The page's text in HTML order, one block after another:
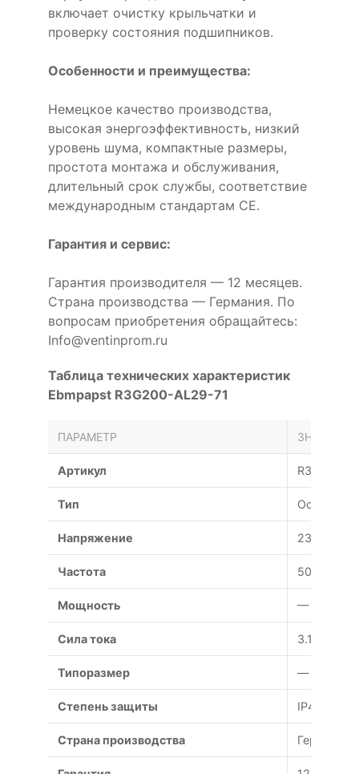
включает очистку крыльчатки и
проверку состояния подшипников.
Особенности и преимущества:
Немецкое качество производства,
высокая энергоэффективность, низкий
уровень шума, компактные размеры,
простота монтажа и обслуживания,
длительный срок службы, соответствие
международным стандартам CE.
Гарантия и сервис:
Гарантия производителя — 12 месяцев.
Страна производства — Германия. По
вопросам приобретения обращайтесь:
Info@ventinprom.ru
Таблица технических характеристик
Ebmpapst R3G200-AL29-71
ПАРАМЕТР ЗНАЧЕНИЕ
Артикул R3G200-
Тип Осевой
Напряжение 230 В
Частота 50 Гц
Мощность — Вт
Сила тока 3.1 А
Типоразмер — мм
Степень защиты IP44
Страна производства Германия